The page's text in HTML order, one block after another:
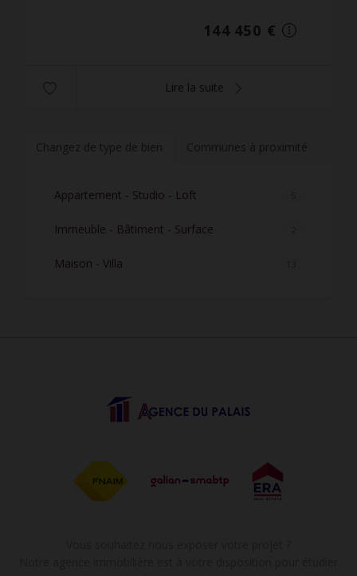
144 450 €
Lire la suite
Changez de type de bien Communes à proximité
Appartement - Studio - Loft
Immeuble - Bâtiment - Surface
Maison - Villa